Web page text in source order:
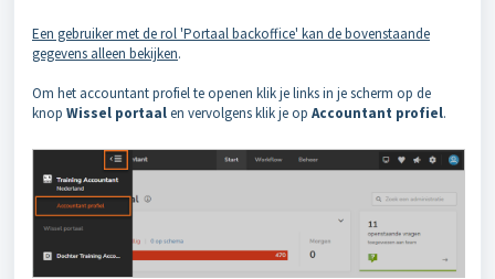
Een gebruiker met de rol 'Portaal backoffice' kan de bovenstaande
gegevens alleen bekijken.
Om het accountant profiel te openen klik je links in je scherm op de
knop Wissel portaalen vervolgens klik je op Accountant profiel.